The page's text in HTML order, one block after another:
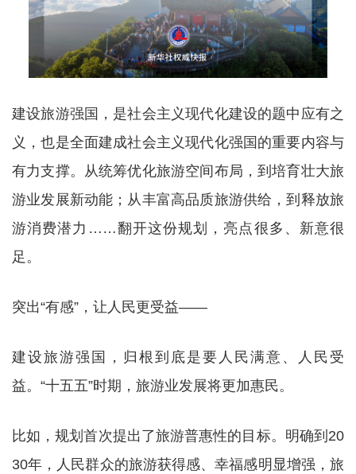
建设旅游强国，是社会主义现代化建设的题中应有之
义，也是全面建成社会主义现代化强国的重要内容与
有力支撑。从统筹优化旅游空间布局，到培育壮大旅
游业发展新动能；从丰富高品质旅游供给，到释放旅
游消费潜力……翻开这份规划，亮点很多、新意很
足。
突出“有感”，让人民更受益——
建设旅游强国，归根到底是要人民满意、人民受
益。“十五五”时期，旅游业发展将更加惠民。
比如，规划首次提出了旅游普惠性的目标。明确到20
30年，人民群众的旅游获得感、幸福感明显增强，旅